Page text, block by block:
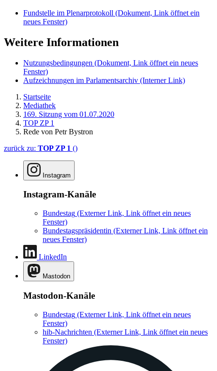
Fundstelle im Plenarprotokoll (Dokument, Link öffnet ein
neues Fenster)
Weitere Informationen
Nutzungsbedingungen (Dokument, Link öffnet ein neues
Fenster)
Aufzeichnungen im Parlamentsarchiv (Interner Link)
Startseite
Mediathek
169. Sitzung vom 01.07.2020
TOP ZP 1
Rede von Petr Bystron
zurück zu: TOP ZP 1 ()
Instagram
Instagram-Kanäle
Bundestag (Externer Link, Link öffnet ein neues
Fenster)
Bundestagspräsidentin (Externer Link, Link öffnet ein
neues Fenster)
LinkedIn
Mastodon
Mastodon-Kanäle
Bundestag (Externer Link, Link öffnet ein neues
Fenster)
hib-Nachrichten (Externer Link, Link öffnet ein neues
Fenster)